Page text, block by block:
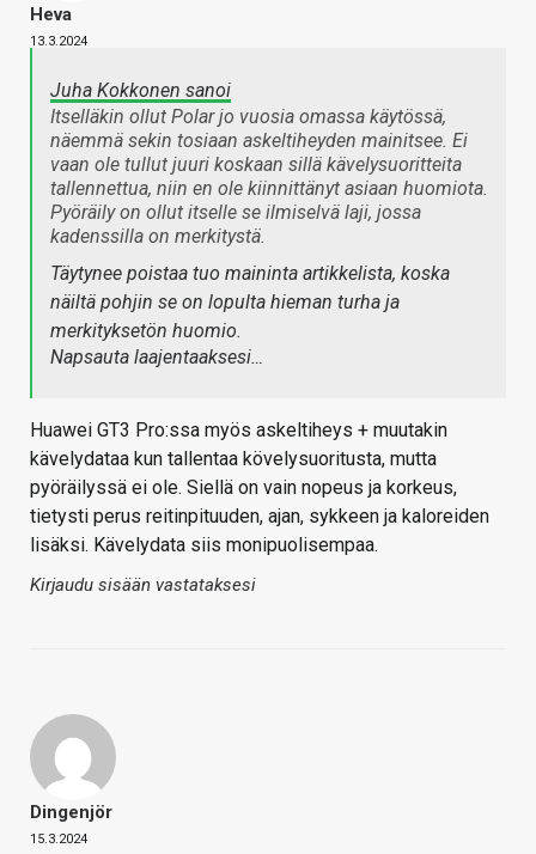
Heva
13.3.2024
Juha Kokkonen sanoi
Itselläkin ollut Polar jo vuosia omassa käytössä,
näemmä sekin tosiaan askeltiheyden mainitsee. Ei
vaan ole tullut juuri koskaan sillä kävelysuoritteita
tallennettua, niin en ole kiinnittänyt asiaan huomiota.
Pyöräily on ollut itselle se ilmiselvä laji, jossa
kadenssilla on merkitystä.
Täytynee poistaa tuo maininta artikkelista, koska
näiltä pohjin se on lopulta hieman turha ja
merkityksetön huomio.
Napsauta laajentaaksesi…
Huawei GT3 Pro:ssa myös askeltiheys + muutakin
kävelydataa kun tallentaa kövelysuoritusta, mutta
pyöräilyssä ei ole. Siellä on vain nopeus ja korkeus,
tietysti perus reitinpituuden, ajan, sykkeen ja kaloreiden
lisäksi. Kävelydata siis monipuolisempaa.
Kirjaudu sisään vastataksesi
Dingenjör
15.3.2024